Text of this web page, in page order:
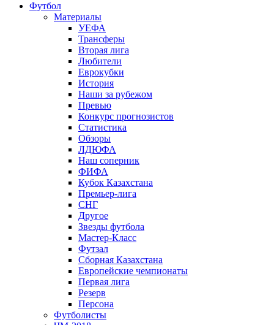
Футбол
Материалы
УЕФА
Трансферы
Вторая лига
Любители
Еврокубки
История
Наши за рубежом
Превью
Конкурс прогнозистов
Статистика
Обзоры
ЛДЮФА
Наш соперник
ФИФА
Кубок Казахстана
Премьер-лига
СНГ
Другое
Звезды футбола
Мастер-Класс
Футзал
Сборная Казахстана
Европейские чемпионаты
Первая лига
Резерв
Персона
Футболисты